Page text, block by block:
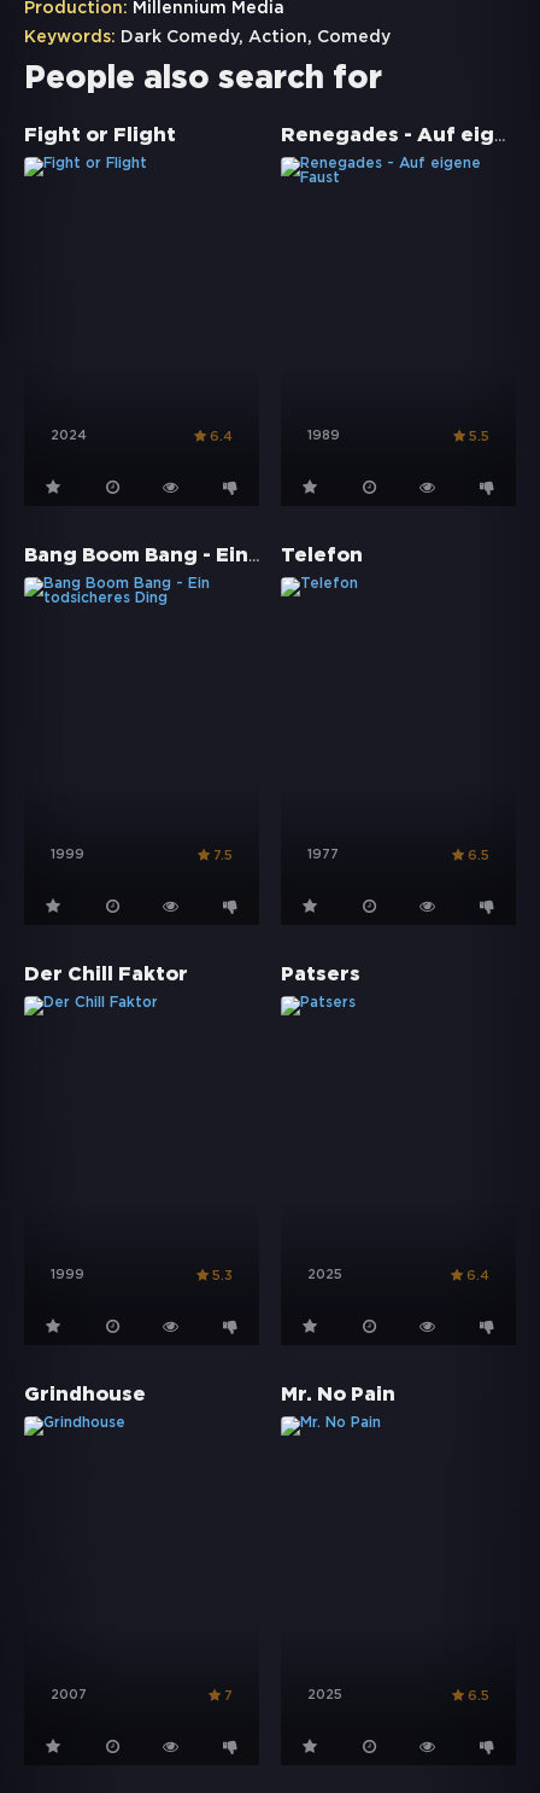
Production: Millennium Media
Keywords: Dark Comedy, Action, Comedy
People also search for
Fight or Flight
2024 6.4
Renegades - Auf eigene Faust
1989 5.5
Bang Boom Bang - Ein todsicheres Ding
1999 7.5
Telefon
1977 6.5
Der Chill Faktor
1999 5.3
Patsers
2025 6.4
Grindhouse
2007 7
Mr. No Pain
2025 6.5